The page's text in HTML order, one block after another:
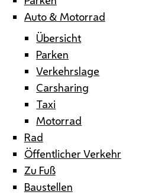
Auto & Motorrad
Übersicht
Parken
Verkehrslage
Carsharing
Taxi
Motorrad
Rad
Öffentlicher Verkehr
Zu Fuß
Baustellen